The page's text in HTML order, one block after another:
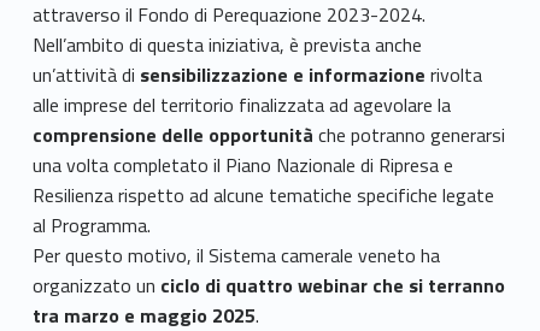
attraverso il Fondo di Perequazione 2023-2024.
Nell’ambito di questa iniziativa, è prevista anche
un’attività di sensibilizzazione e informazione rivolta
alle imprese del territorio finalizzata ad agevolare la
comprensione delle opportunità che potranno generarsi
una volta completato il Piano Nazionale di Ripresa e
Resilienza rispetto ad alcune tematiche specifiche legate
al Programma.
Per questo motivo, il Sistema camerale veneto ha
organizzato un ciclo di quattro webinar che si terranno
tra marzo e maggio 2025.